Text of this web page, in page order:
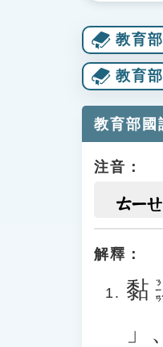
教育
教育
教育部國
注音：
ㄊㄧㄝ
解釋：
黏 ㄋㄧㄢˊ
」